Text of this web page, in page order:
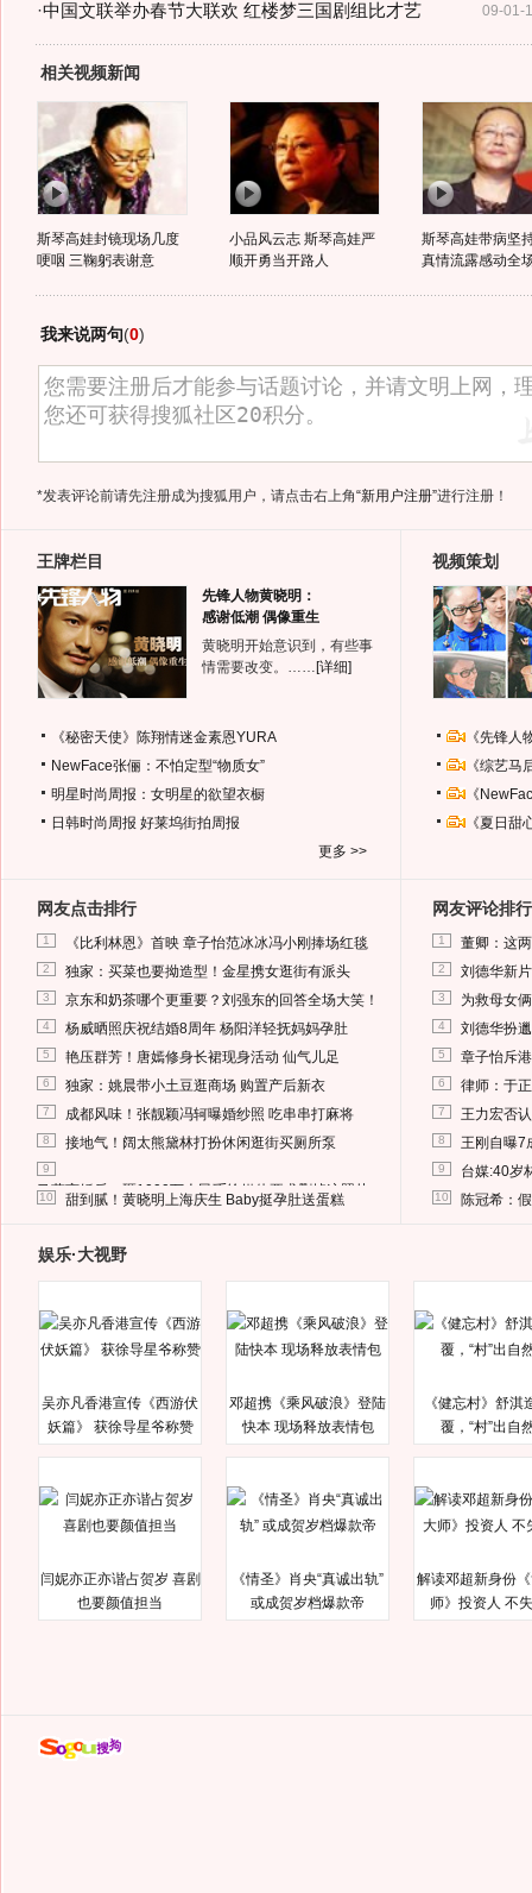
09-01-
·中国文联举办春节大联欢 红楼梦三国剧组比才艺
相关视频新闻
斯琴高娃封镜现场几度
哽咽 三鞠躬表谢意
小品风云志 斯琴高娃严
顺开勇当开路人
斯琴高娃带病坚
真情流露感动全
我来说两句(0)
*发表评论前请先注册成为搜狐用户，请点击右上角“新用户注册”进行注册！
王牌栏目
先锋人物黄晓明：
感谢低潮 偶像重生
黄晓明开始意识到，有些事
情需要改变。…… [详细]
《秘密天使》陈翔情迷金素恩YURA
NewFace张俪：不怕定型“物质女”
明星时尚周报：女明星的欲望衣橱
日韩时尚周报 好莱坞街拍周报
更多 >>
视频策划
《先锋
《综艺
《
《夏日
网友点击排行
1 《比利林恩》首映 章子怡范冰冰冯小刚捧场红毯
2 独家：买菜也要拗造型！金星携女逛街有派头
3 京东和奶茶哪个更重要？刘强东的回答全场大笑！
4 杨威晒照庆祝结婚8周年 杨阳洋轻抚妈妈孕肚
5 艳压群芳！唐嫣修身长裙现身活动 仙气儿足
6 独家：姚晨带小土豆逛商场 购置产后新衣
7 成都风味！张靓颖冯轲曝婚纱照 吃串串打麻将
8 接地气！阔太熊黛林打扮休闲逛街买厕所泵
9
马蓉离婚后，砸1000万人民币给媒体要求删掉这照片
10 甜到腻！黄晓明上海庆生 Baby挺孕肚送蛋糕
网友评论排行
1 董卿：这
2 刘德华新
3 为救母女
4 刘德华扮
5 章子怡斥
6 律师：于
7 王力宏否
8 王刚自曝7
9 台媒:40岁
10 陈冠希：
娱乐·大视野
吴亦凡香港宣传《西游伏
妖篇》 获徐导星爷称赞
邓超携《乘风破浪》登陆
快本 现场释放表情包
《健忘村》舒淇
覆，“村”出自
闫妮亦正亦谐占贺岁 喜剧
也要颜值担当
《情圣》肖央“真诚出轨”
或成贺岁档爆款帝
解读邓超新身份
师》投资人 不